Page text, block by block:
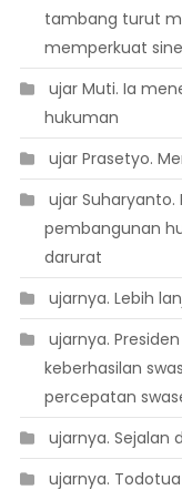
tambang turut
memperkuat
 ujar Muti. Ia
hukuman
 ujar Prasetyo.
 ujar
pembangunan
darurat
 ujarnya. Lebih
 ujarnya.
keberhasilan
percepatan
 ujarnya.
 ujarnya.